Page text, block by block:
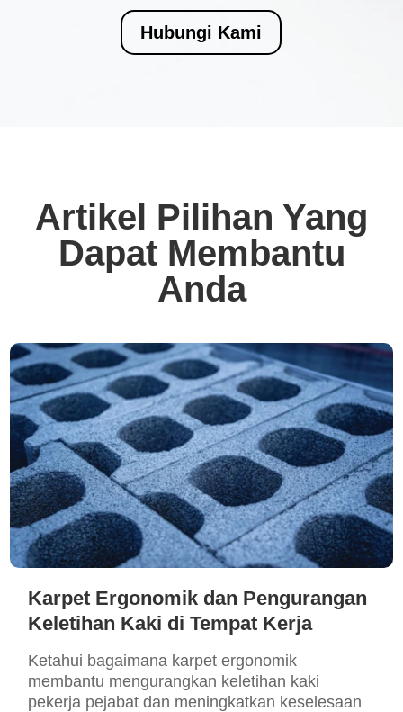
Hubungi Kami
Artikel Pilihan Yang
Dapat Membantu
Anda
Karpet Ergonomik dan Pengurangan
Keletihan Kaki di Tempat Kerja
Ketahui bagaimana karpet ergonomik
membantu mengurangkan keletihan kaki
pekerja pejabat dan meningkatkan keselesaan